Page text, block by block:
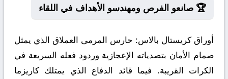
🏆 صانعو الفرص ومهندسو الأهداف في اللقاء
أوراق كريستال بالاس: حارس المرمى العملاق الذي يمثل
صمام الأمان بتصدياته الإعجازية وردود فعله السريعة في
الكرات القريبة. فيما قائد الدفاع الذي يمتلك كاريزما